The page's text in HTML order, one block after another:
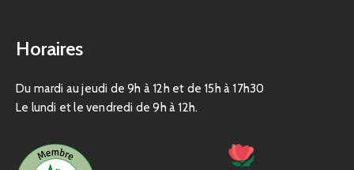
Horaires
Du mardi au jeudi de 9h à 12h et de 15h à 17h30
Le lundi et le vendredi de 9h à 12h.